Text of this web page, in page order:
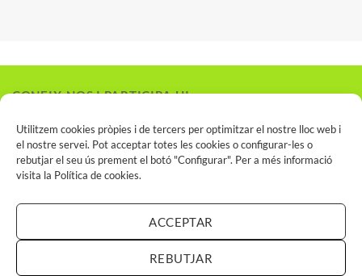
Utilitzem cookies pròpies i de tercers per optimitzar el nostre lloc web i
el nostre servei. Pot acceptar totes les cookies o configurar-les o
rebutjar el seu ús prement el botó "Configurar". Per a més informació
visita la Política de cookies.
ACCEPTAR
REBUTJAR
CONEIX-NOS I PARTICIPA-HI
Vols associar-te?
INSCRIU-TE AL SPCN